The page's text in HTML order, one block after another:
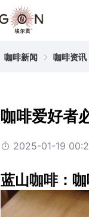
咖啡新闻 咖啡资讯
咖啡爱好者
2025-01-19
蓝山咖啡：